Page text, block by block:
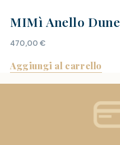
MIMì Anello Dune
470,00€
Aggiungi al carrello